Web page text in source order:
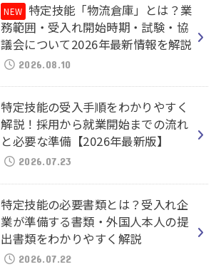
特定技能「物流倉庫」とは？業
務範囲・受入れ開始時期・試験・協
議会について2026年最新情報を解説
2026.08.10
特定技能の受入手順をわかりやすく
解説！採用から就業開始までの流れ
と必要な準備【2026年最新版】
2026.07.23
特定技能の必要書類とは？受入れ企
業が準備する書類・外国人本人の提
出書類をわかりやすく解説
2026.07.22